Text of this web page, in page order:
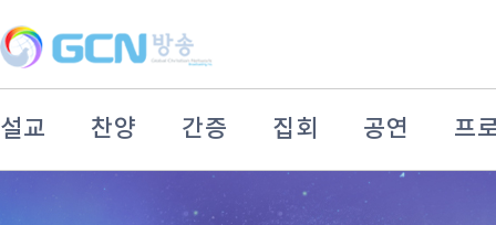
설교 찬양 간증 집회 공연 프